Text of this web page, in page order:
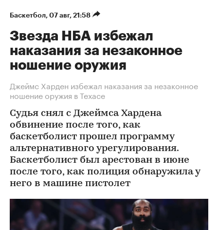
Баскетбол⁠, 07 авг, 21:58
Звезда НБА избежал
наказания за незаконное
ношение оружия
Джеймс Харден избежал наказания за незаконное
ношение оружия в Техасе
Судья снял с Джеймса Хардена
обвинение после того, как
баскетболист прошел программу
альтернативного урегулирования.
Баскетболист был арестован в июне
после того, как полиция обнаружила у
него в машине пистолет